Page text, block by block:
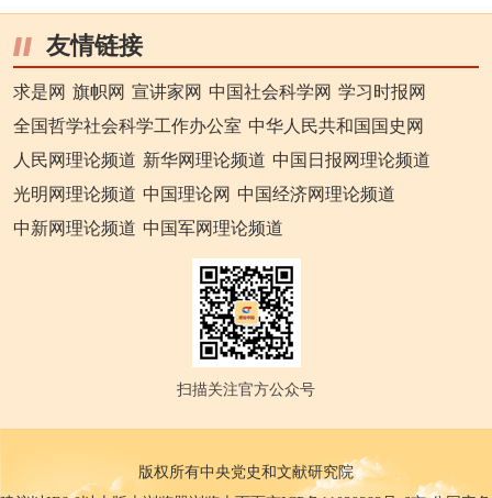
友情链接
求是网 旗帜网 宣讲家网 中国社会科学网 学习时报网
全国哲学社会科学工作办公室 中华人民共和国国史网
人民网理论频道 新华网理论频道 中国日报网理论频道
光明网理论频道 中国理论网 中国经济网理论频道
中新网理论频道 中国军网理论频道
扫描关注官方公众号
版权所有中央党史和文献研究院